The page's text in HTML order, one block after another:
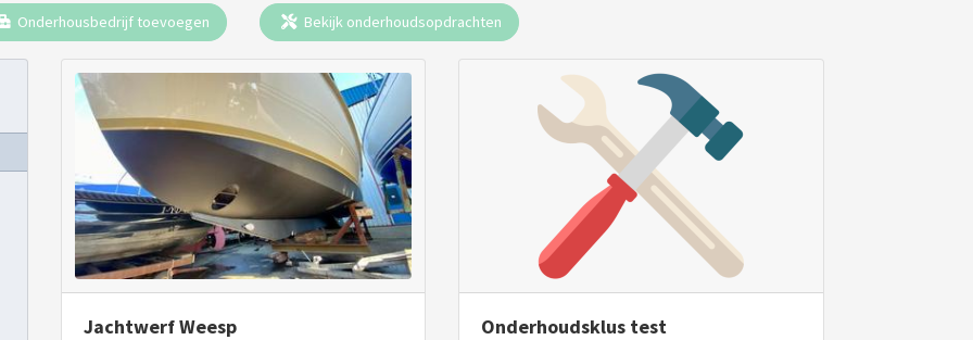
Onderhousbedrijf toevoegen Bekijk onderhoudsopdrachten
Jachtwerf Weesp Onderhoudsklus test